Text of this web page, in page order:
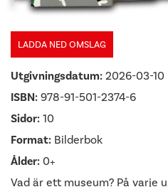
LADDA NED OMSLAG
Utgivningsdatum: 2026-03-10
ISBN: 978-91-501-2374-6
Sidor: 10
Format: Bilderbok
Ålder: 0+
Vad är ett museum? På varje